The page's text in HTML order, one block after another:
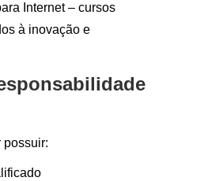
Internet – cursos
à inovação e
possuir: